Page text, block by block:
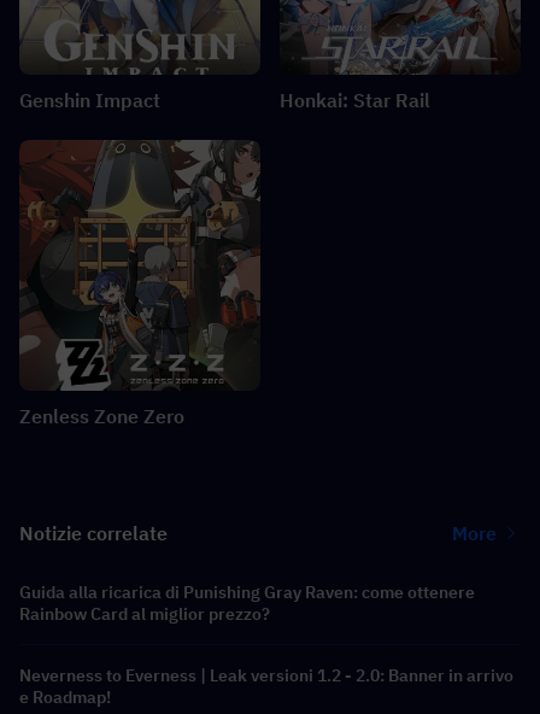
Genshin Impact Honkai: Star Rail
Zenless Zone Zero
Notizie correlate More
Guida alla ricarica di Punishing Gray Raven: come ottenere
Rainbow Card al miglior prezzo?
Neverness to Everness | Leak versioni 1.2 - 2.0: Banner in arrivo
e Roadmap!